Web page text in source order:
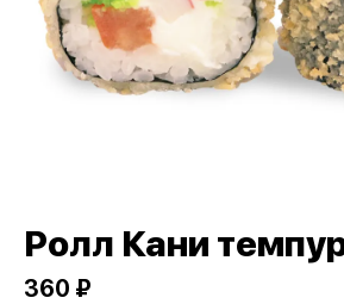
Ролл Кани
360 ₽